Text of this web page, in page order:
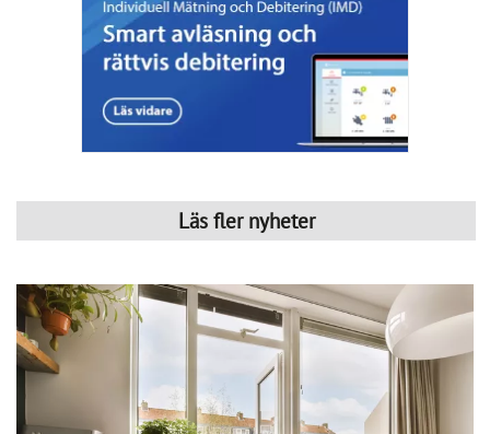
Svensk Fastighetsförmedling: Semesterlugnet dämpade
bostadsrättspriserna
SkandiaMäklarna: Bostadsmarknaden tudelas
Länsförsäkringar: Antalet sålda bostäder ökar kraftigt
Erik Olsson Fastighetsförmedling: Avtrubbad oro stärker
Företagsinformation
Svensk Mäklarstatistik AB - Svensk
Mäklarstatistik AB - Solna